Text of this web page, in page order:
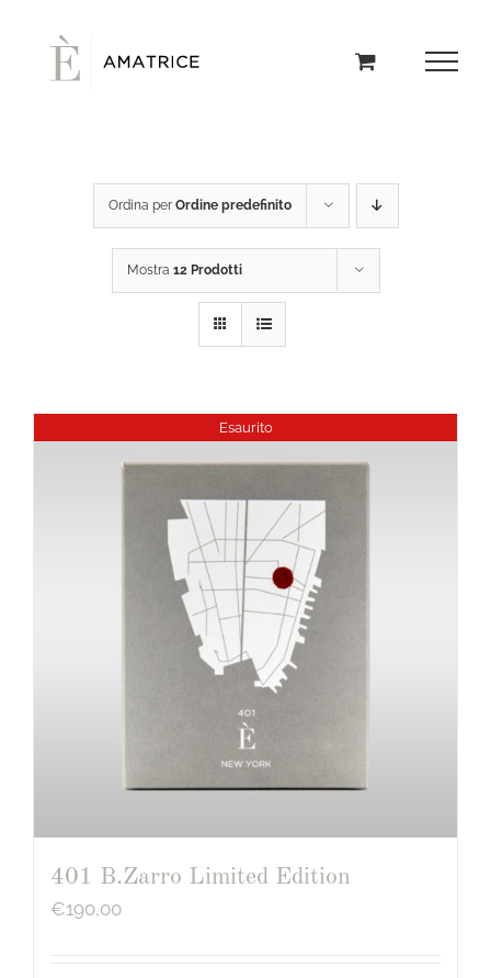
contenuto
Ordina per Ordine predefinito
Mostra 12 Prodotti
Esaurito
401 B.Zarro Limited Edition
€190,00